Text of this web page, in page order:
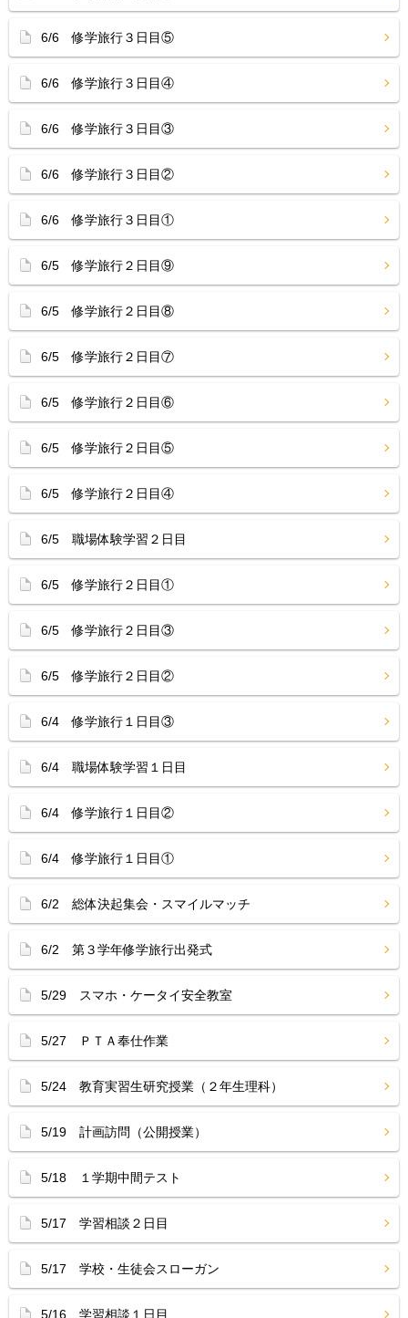
6/6 修学旅行３日目⑤
6/6 修学旅行３日目④
6/6 修学旅行３日目③
6/6 修学旅行３日目②
6/6 修学旅行３日目①
6/5 修学旅行２日目⑨
6/5 修学旅行２日目⑧
6/5 修学旅行２日目⑦
6/5 修学旅行２日目⑥
6/5 修学旅行２日目⑤
6/5 修学旅行２日目④
6/5 職場体験学習２日目
6/5 修学旅行２日目①
6/5 修学旅行２日目③
6/5 修学旅行２日目②
6/4 修学旅行１日目③
6/4 職場体験学習１日目
6/4 修学旅行１日目②
6/4 修学旅行１日目①
6/2 総体決起集会・スマイルマッチ
6/2 第３学年修学旅行出発式
5/29 スマホ・ケータイ安全教室
5/27 ＰＴＡ奉仕作業
5/24 教育実習生研究授業（２年生理科）
5/19 計画訪問（公開授業）
5/18 １学期中間テスト
5/17 学習相談２日目
5/17 学校・生徒会スローガン
5/16 学習相談１日目